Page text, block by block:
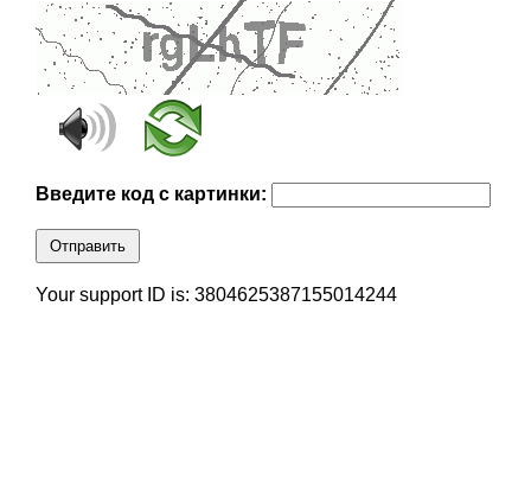
Введите код с картинки:
Отправить
Your support ID is: 3804625387155014244